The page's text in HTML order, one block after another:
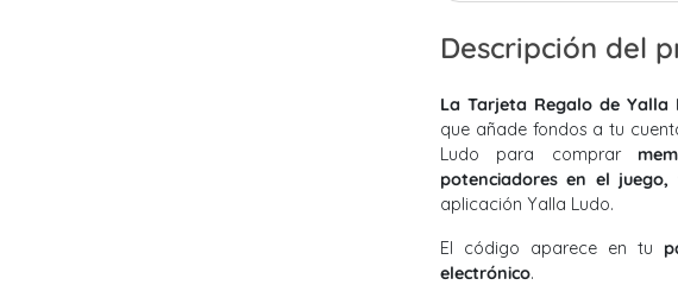
Descripción del
La Tarjeta Regalo de Yalla
que añade fondos a tu
Ludo para comprar
potenciadores en el
aplicación Yalla Ludo.
El código aparece en tu
electrónico.